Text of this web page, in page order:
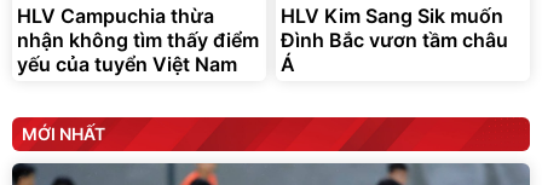
HLV Campuchia thừa
nhận không tìm thấy điểm
yếu của tuyển Việt Nam
HLV Kim Sang Sik muốn
Đình Bắc vươn tầm châu
Á
MỚI NHẤT